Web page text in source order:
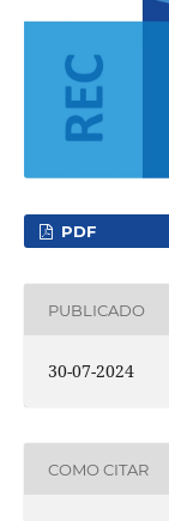
PDF
PUBLICADO
30-07-2024
COMO CITAR